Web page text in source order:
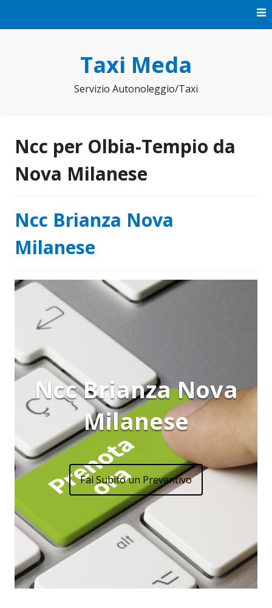
Taxi Meda
Servizio Autonoleggio/Taxi
Ncc per Olbia-Tempio da
Nova Milanese
Ncc Brianza Nova
Milanese
Ncc Brianza Nova
Milanese
Fai Subito un Preventivo